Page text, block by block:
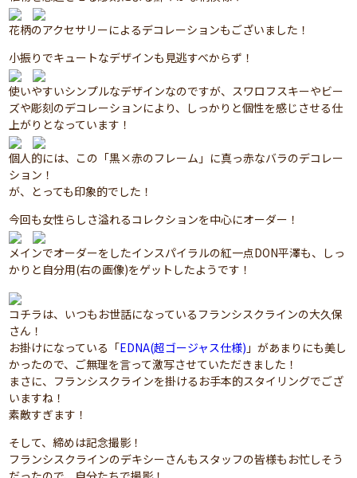
花柄のアクセサリーによるデコレーションもございました！
小振りでキュートなデザインも見逃すべからず！
使いやすいシンプルなデザインなのですが、スワロフスキーやビー
ズや彫刻のデコレーションにより、しっかりと個性を感じさせる仕
上がりとなっています！
個人的には、この「黒×赤のフレーム」に真っ赤なバラのデコレー
ション！
が、とっても印象的でした！
今回も女性らしさ溢れるコレクションを中心にオーダー！
メインでオーダーをしたインスパイラルの紅一点DON平澤も、しっ
かりと自分用(右の画像)をゲットしたようです！
コチラは、いつもお世話になっているフランシスクラインの大久保
さん！
お掛けになっている「EDNA(超ゴージャス仕様) 」があまりにも美し
かったので、ご無理を言って激写させていただきました！
まさに、フランシスクラインを掛けるお手本的スタイリングでござ
いますね！
素敵すぎます！
そして、締めは記念撮影！
フランシスクラインのデキシーさんもスタッフの皆様もお忙しそう